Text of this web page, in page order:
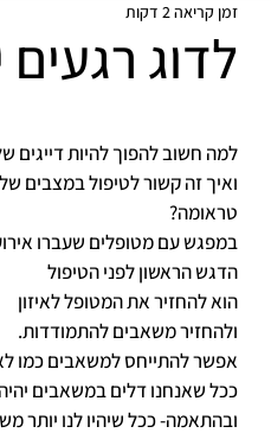
לדוג רגעים
זמן קריאה 2 דקות
למה חשוב להפוך להיות דייגים
ואיך זה קשור לטיפול במצבים
טראומה?
במפגש עם מטופלים שעברו
הדגש הראשון לפני הטיפול
הוא להחזיר את המטופל לאיזון
ולהחזיר משאבים להתמודדות.
אפשר להתייחס למשאבים כמו
ככל שאנחנו דלים במשאבים
ובהתאמה- ככל שיהיו לנו יותר